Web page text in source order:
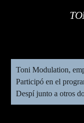
Toni Modulation,
Participó en el
Despí junto a otros
de un tiempo como